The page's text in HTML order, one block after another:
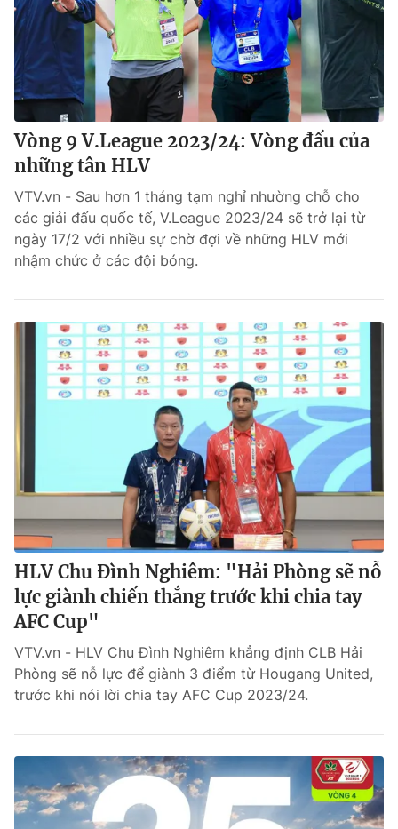
Vòng 9 V.League 2023/24: Vòng đấu của
những tân HLV
VTV.vn - Sau hơn 1 tháng tạm nghỉ nhường chỗ cho
các giải đấu quốc tế, V.League 2023/24 sẽ trở lại từ
ngày 17/2 với nhiều sự chờ đợi về những HLV mới
nhậm chức ở các đội bóng.
HLV Chu Đình Nghiêm: "Hải Phòng sẽ nỗ
lực giành chiến thắng trước khi chia tay
AFC Cup"
VTV.vn - HLV Chu Đình Nghiêm khẳng định CLB Hải
Phòng sẽ nỗ lực để giành 3 điểm từ Hougang United,
trước khi nói lời chia tay AFC Cup 2023/24.